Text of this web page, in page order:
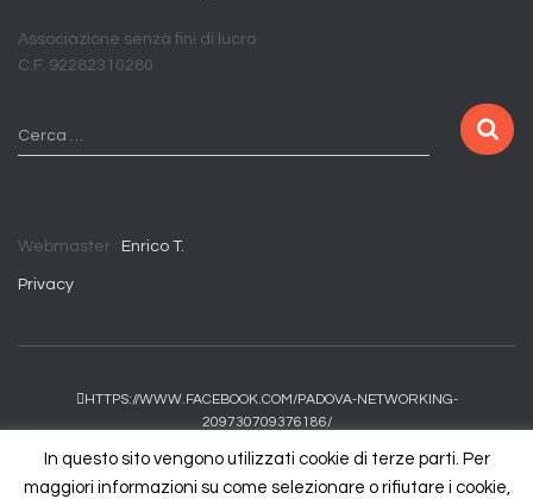
Associazione senza fini di lucro
C.F. 92282310280
R
i
a
Cerca …
Webmaster : Enrico T.
Privacy
HTTPS://WWW.FACEBOOK.COM/PADOVA-NETWORKING-
209730709376186/
LINKEDIN
In questo sito vengono utilizzati cookie di terze parti. Per
maggiori informazioni su come selezionare o rifiutare i cookie,